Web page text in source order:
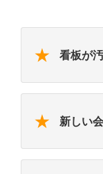
★ 看板が
★ 新しい